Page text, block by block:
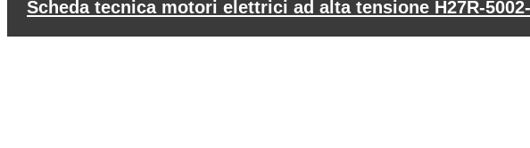
Scheda tecnica motori elettrici ad alta tensione H27R-